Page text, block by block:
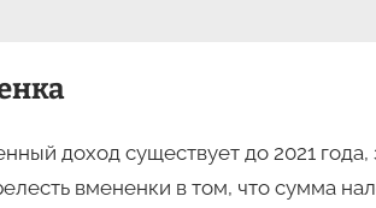
доход существует до 2021
вмененки в том, что сумма